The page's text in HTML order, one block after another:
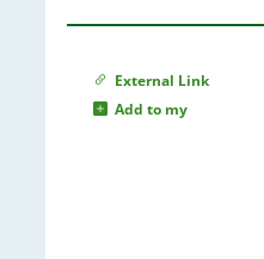
External Link
Add to my